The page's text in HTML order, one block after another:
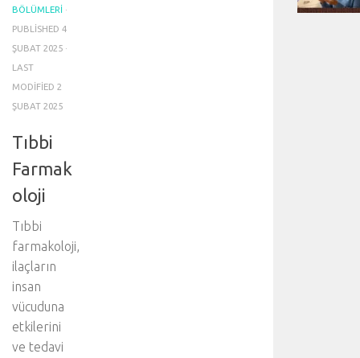
BÖLÜMLERI ·
PUBLISHED 4
ŞUBAT 2025 ·
LAST
MODIFIED 2
ŞUBAT 2025
Tıbbi
Farmak
oloji
Tıbbi
farmakoloji,
ilaçların
insan
vücuduna
etkilerini
ve tedavi